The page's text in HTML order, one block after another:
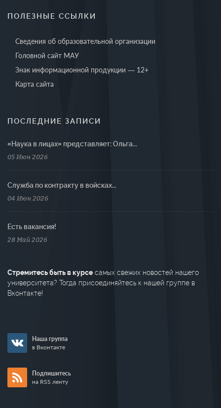
ПОЛЕЗНЫЕ ССЫЛКИ
Сведения об образовательной организации
Головной сайт МАУ
Знак информационной продукции — 12+
Карта сайта
ПОСЛЕДНИЕ ЗАПИСИ
«Наука в лицах» представляет: Ольга...
05 Июн 2026
Cлужба по контракту в войсках...
04 Июн 2026
Есть вакансия!
28 Май 2026
Стремитесь быть в курсе самых свежих новостей нашего
университета? Тогда присоединяйтесь к нашей группе в
Вконтакте!
Наша группа
в Вконтакте
Подпишитесь
на RSS ленту